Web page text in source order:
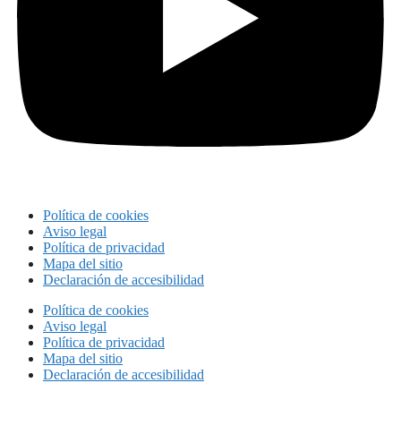
Política de cookies
Aviso legal
Política de privacidad
Mapa del sitio
Declaración de accesibilidad
Política de cookies
Aviso legal
Política de privacidad
Mapa del sitio
Declaración de accesibilidad